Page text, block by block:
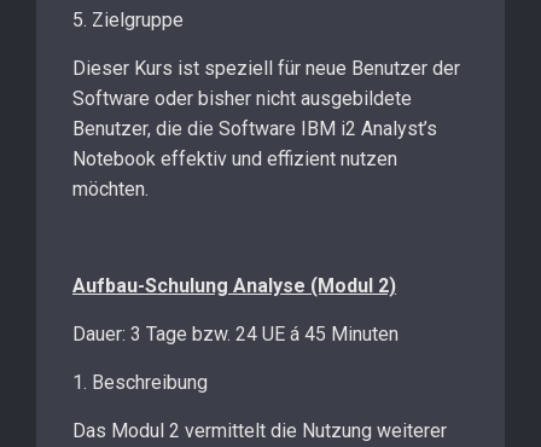
5. Zielgruppe
Dieser Kurs ist speziell für neue Benutzer der
Software oder bisher nicht ausgebildete
Benutzer, die die Software IBM i2 Analyst’s
Notebook effektiv und effizient nutzen
möchten.
Aufbau-Schulung Analyse (Modul 2)
Dauer: 3 Tage bzw. 24 UE á 45 Minuten
1. Beschreibung
Das Modul 2 vermittelt die Nutzung weiterer